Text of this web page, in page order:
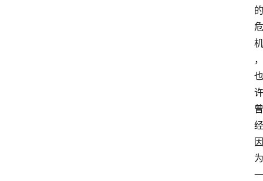
的
危
机
，
也
许
曾
经
因
为
一